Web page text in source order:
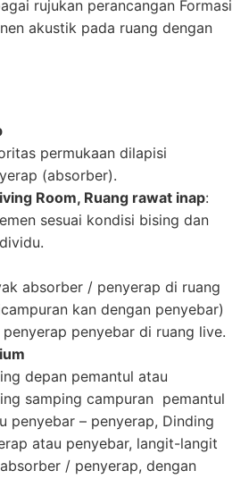
rujukan perancangan Formasi
akustik pada ruang dengan
dilapisi
(absorber).
Room, Ruang rawat inap:
sesuai kondisi bising dan
/ penyerap di ruang
kan dengan penyebar)
penyebar di ruang live.
pemantul atau
samping campuran pemantul
penyebar – penyerap, Dinding
atau penyebar, langit-langit
/ penyerap, dengan